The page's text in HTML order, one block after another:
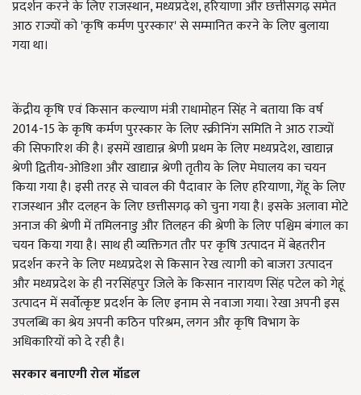
प्रदर्शन करने के लिए राजस्थान, मध्यप्रदेश, हरियाणा और छत्तीसगढ़ समेत
आठ राज्यों को 'कृषि कर्मण पुरस्कार' से सम्मानित करने के लिए बुलाया
गया था।
केंद्रीय कृषि एवं किसान कल्याण मंत्री राधामोहन सिंह ने बताया कि वर्ष
2014-15 के कृषि कर्मण पुरस्कार के लिए स्क्रीनिंग समिति ने आठ राज्यों
की सिफारिश की है। इसमें खाद्यान्न श्रेणी प्रथम के लिए मध्यप्रदेश, खाद्यान्न
श्रेणी द्वितीय-ओडिशा और खाद्यान्न श्रेणी तृतीय के लिए मेघालय का चयन
किया गया है। इसी तरह से चावल की पैदावार के लिए हरियाणा, गेंहू के लिए
राजस्थान और दलहन के लिए छत्तीसगढ़ को चुना गया है। इसके अलावा मोटे
अनाज की श्रेणी में तमिलनाडु और तिलहन की श्रेणी के लिए पश्चिम बंगाल का
चयन किया गया है। साथ ही व्यक्तिगत तौर पर कृषि उत्पादन में बेहतरीन
प्रदर्शन करने के लिए मध्यप्रदेश से किसान रेख त्यागी को बाजरा उत्पादन
और मध्यप्रदेश के ही नरसिंहपुर जिले के किसान नारायण सिंह पटेल को गेहूं
उत्पादन में सर्वोत्कृष्ट प्रदर्शन के लिए इनाम से नवाजा गया। रेखा अपनी इस
उपलब्धि का श्रेय अपनी कठिन परिश्रम, लगन और कृषि विभाग के
अधिकारियों को दे रही है।
सरकार बनाएगी रोल मॉडल